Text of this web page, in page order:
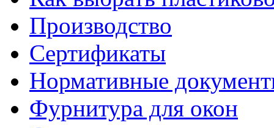
Производство
Сертификаты
Нормативные
Фурнитура для окон